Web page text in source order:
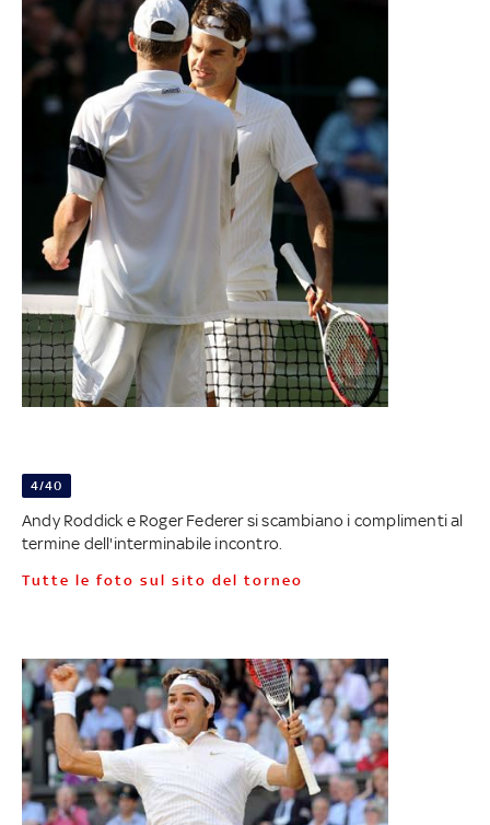
4/40
Andy Roddick e Roger Federer si scambiano i complimenti al
termine dell'interminabile incontro.
Tutte le foto sul sito del torneo